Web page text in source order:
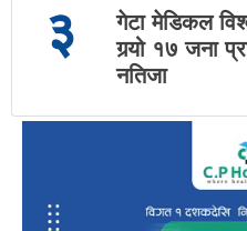
३
गेटा मेडिकल
गर्‍यो १७ जना
नतिजा